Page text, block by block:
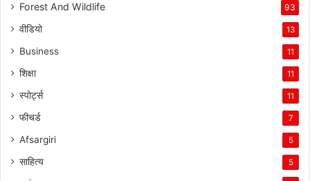
Forest And Wildlife 93
वीडियो 13
Business 11
शिक्षा 11
स्पोर्ट्स 11
फीचर्ड 7
Afsargiri 5
साहित्य 5